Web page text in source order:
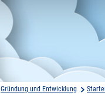
Gründung und Entwicklung